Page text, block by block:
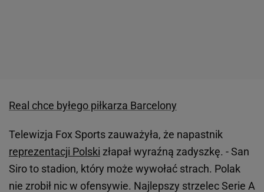
Real chce byłego piłkarza Barcelony
Telewizja Fox Sports zauważyła, że napastnik
reprezentacji Polski złapał wyraźną zadyszkę. - San
Siro to stadion, który może wywołać strach. Polak
nie zrobił nic w ofensywie. Najlepszy strzelec Serie A